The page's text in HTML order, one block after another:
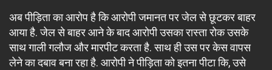
अब पीड़िता का आरोप है कि आरोपी जमानत पर जेल से छूटकर बाहर
आया है. जेल से बाहर आने के बाद आरोपी उसका रास्ता रोक उसके
साथ गाली गलौज और मारपीट करता है. साथ ही उस पर केस वापस
लेने का दबाव बना रहा है. आरोपी ने पीड़िता को इतना पीटा कि, उसे